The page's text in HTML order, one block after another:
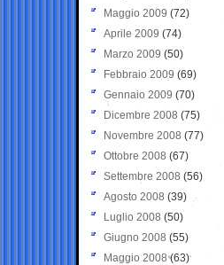
Maggio 2009 (72)
Aprile 2009 (74)
Marzo 2009 (50)
Febbraio 2009 (69)
Gennaio 2009 (70)
Dicembre 2008 (75)
Novembre 2008 (77)
Ottobre 2008 (67)
Settembre 2008 (56)
Agosto 2008 (39)
Luglio 2008 (50)
Giugno 2008 (55)
Maggio 2008(63)